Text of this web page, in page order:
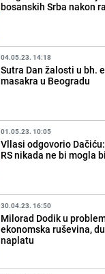
bosanskih Srba nakon
04.05.23. 14:18
Sutra Dan žalosti u bh.
masakra u Beogradu
01.05.23. 10:05
Vllasi odgovorio
RS nikada ne bi mogla
30.04.23. 16:50
Milorad Dodik u
ekonomska ruševina,
naplatu